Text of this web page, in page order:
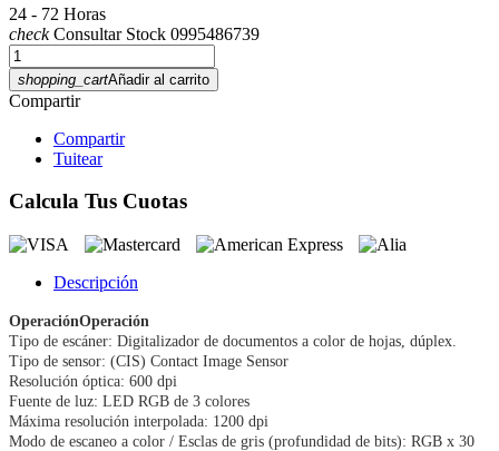
24 - 72 Horas
checkConsultar Stock 0995486739
shopping_cartAñadir al carrito
Compartir
Compartir
Tuitear
Calcula Tus Cuotas
Descripción
OperaciónOperación
Tipo de escáner: Digitalizador de documentos a color de hojas, dúplex.
Tipo de sensor: (CIS) Contact Image Sensor
Resolución óptica: 600 dpi
Fuente de luz: LED RGB de 3 colores
Máxima resolución interpolada: 1200 dpi
Modo de escaneo a color / Esclas de gris (profundidad de bits): RGB x 30